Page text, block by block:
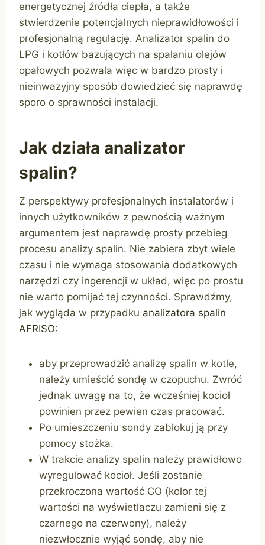
energetycznej źródła ciepła, a także
stwierdzenie potencjalnych nieprawidłowości i
profesjonalną regulację. Analizator spalin do
LPG i kotłów bazujących na spalaniu olejów
opałowych pozwala więc w bardzo prosty i
nieinwazyjny sposób dowiedzieć się naprawdę
sporo o sprawności instalacji.
Jak działa analizator
spalin?
Z perspektywy profesjonalnych instalatorów i
innych użytkowników z pewnością ważnym
argumentem jest naprawdę prosty przebieg
procesu analizy spalin. Nie zabiera zbyt wiele
czasu i nie wymaga stosowania dodatkowych
narzędzi czy ingerencji w układ, więc po prostu
nie warto pomijać tej czynności. Sprawdźmy,
jak wygląda w przypadku analizatora spalin
AFRISO:
aby przeprowadzić analizę spalin w kotle,
należy umieścić sondę w czopuchu. Zwróć
jednak uwagę na to, że wcześniej kocioł
powinien przez pewien czas pracować.
Po umieszczeniu sondy zablokuj ją przy
pomocy stożka.
W trakcie analizy spalin należy prawidłowo
wyregulować kocioł. Jeśli zostanie
przekroczona wartość CO (kolor tej
wartości na wyświetlaczu zamieni się z
czarnego na czerwony), należy
niezwłocznie wyjąć sondę, aby nie